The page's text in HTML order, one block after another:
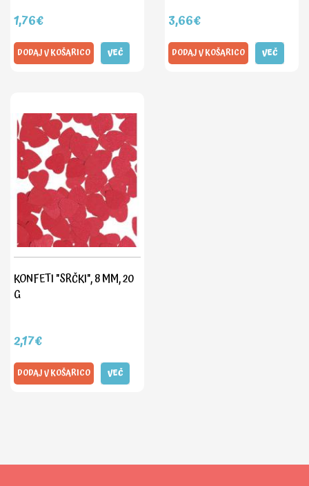
1,76€
DODAJ V KOŠARICO VEČ
3,66€
DODAJ V KOŠARICO VEČ
KONFETI "SRČKI", 8 MM, 20
G
2,17€
DODAJ V KOŠARICO VEČ